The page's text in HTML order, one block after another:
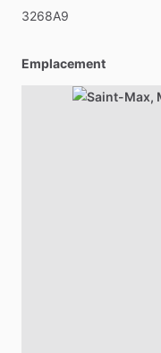
3268A9
Emplacement